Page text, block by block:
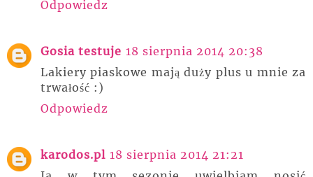
Odpowiedz
Gosia testuje 18 sierpnia 2014 20:38
Lakiery piaskowe mają duży plus u mnie za
trwałość :)
Odpowiedz
karodos.pl 18 sierpnia 2014 21:21